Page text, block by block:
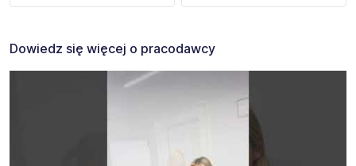
Dowiedz się więcej o pracodawcy